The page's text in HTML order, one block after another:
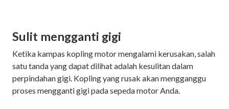
Sulit mengganti gigi
Ketika kampas kopling motor mengalami kerusakan, salah
satu tanda yang dapat dilihat adalah kesulitan dalam
perpindahan gigi. Kopling yang rusak akan mengganggu
proses mengganti gigi pada sepeda motor Anda.